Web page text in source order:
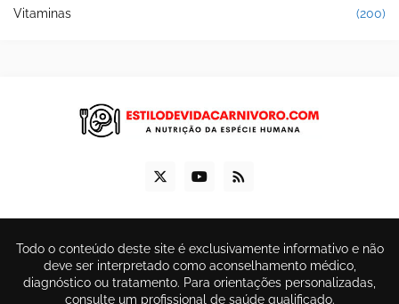
Vitaminas (200)
Todo o conteúdo deste site é exclusivamente informativo e não
deve ser interpretado como aconselhamento médico,
diagnóstico ou tratamento. Para orientações personalizadas,
consulte um profissional de saúde qualificado.